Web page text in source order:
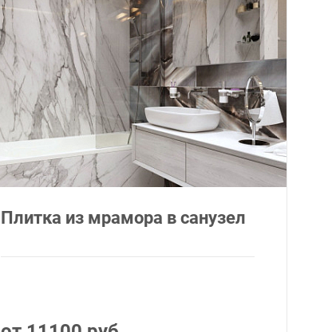
Плитка из мрамора в санузел